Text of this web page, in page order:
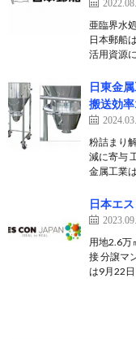
亜臨界水
日本郵船
活用資源
日東金
搬送効
粉詰まり
減に寄与
金属工業
日本エ
用地2.6万
接 分譲マ
は9月22